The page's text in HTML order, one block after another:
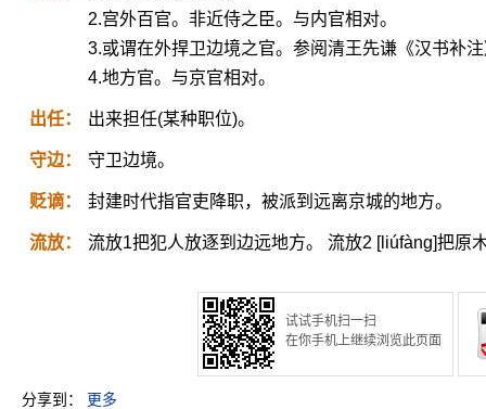
2.宫外百官。非近侍之臣。与内官相对。
3.或谓在外捍卫边境之官。参阅清王先谦《汉书补
4.地方官。与京官相对。
出任： 出来担任(某种职位)。
守边： 守卫边境。
贬谪： 封建时代指官吏降职，被派到远离京城的地方。
流放： 流放1把犯人放逐到边远地方。 流放2 [liúfàng]把原
试试手机扫一扫
在你手机上继续浏览此页面
分享到： 更多